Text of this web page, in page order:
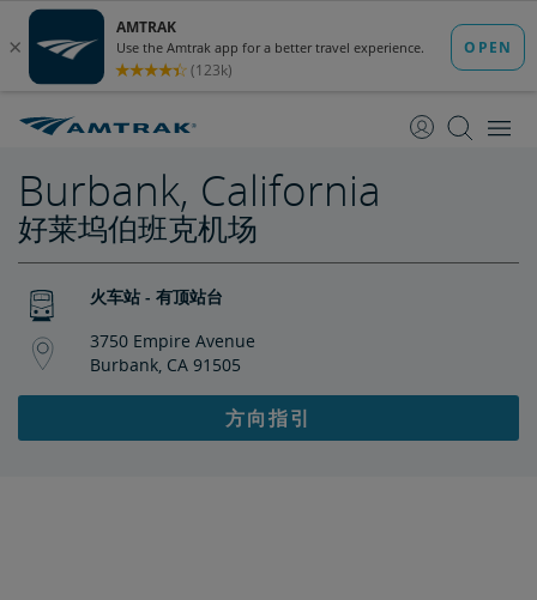
至
至
Burbank, California
好莱坞伯班克机场
火车站 - 有顶站台
3750 Empire Avenue
Burbank, CA 91505
方向指引